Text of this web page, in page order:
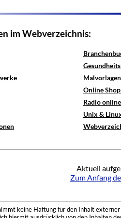
im Webverzeichnis:
Online
Radio
Unix &
Aktuell
Zum Anfang
keine Haftung für den Inhalt